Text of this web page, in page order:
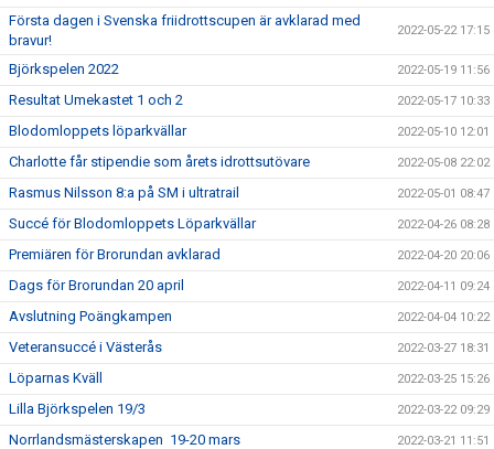
Första dagen i Svenska friidrottscupen är avklarad med
bravur!
2022-05-22 17:15
Björkspelen 2022 2022-05-19 11:56
Resultat Umekastet 1 och 2 2022-05-17 10:33
Blodomloppets löparkvällar 2022-05-10 12:01
Charlotte får stipendie som årets idrottsutövare 2022-05-08 22:02
Rasmus Nilsson 8:a på SM i ultratrail 2022-05-01 08:47
Succé för Blodomloppets Löparkvällar 2022-04-26 08:28
Premiären för Brorundan avklarad 2022-04-20 20:06
Dags för Brorundan 20 april 2022-04-11 09:24
Avslutning Poängkampen 2022-04-04 10:22
Veteransuccé i Västerås 2022-03-27 18:31
Löparnas Kväll 2022-03-25 15:26
Lilla Björkspelen 19/3 2022-03-22 09:29
Norrlandsmästerskapen 19-20 mars 2022-03-21 11:51